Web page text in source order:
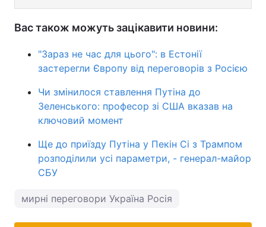
Вас також можуть зацікавити новини:
"Зараз не час для цього": в Естонії
застерегли Європу від переговорів з Росією
Чи змінилося ставлення Путіна до
Зеленського: професор зі США вказав на
ключовий момент
Ще до приїзду Путіна у Пекін Сі з Трампом
розподілили усі параметри, - генерал-майор
СБУ
мирні переговори Україна Росія